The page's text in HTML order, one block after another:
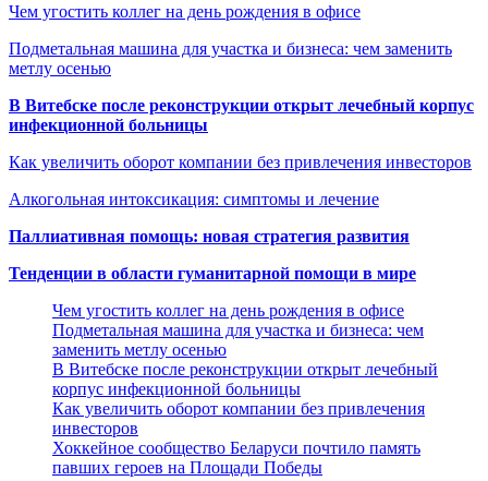
Чем угостить коллег на день рождения в офисе
Подметальная машина для участка и бизнеса: чем заменить
метлу осенью
В Витебске после реконструкции открыт лечебный корпус
инфекционной больницы
Как увеличить оборот компании без привлечения инвесторов
Алкогольная интоксикация: симптомы и лечение
Паллиативная помощь: новая стратегия развития
Тенденции в области гуманитарной помощи в мире
Чем угостить коллег на день рождения в офисе
Подметальная машина для участка и бизнеса: чем
заменить метлу осенью
В Витебске после реконструкции открыт лечебный
корпус инфекционной больницы
Как увеличить оборот компании без привлечения
инвесторов
Хоккейное сообщество Беларуси почтило память
павших героев на Площади Победы